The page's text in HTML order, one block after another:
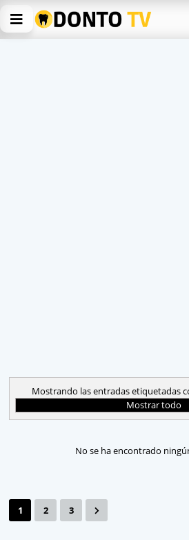
Mostrando las entradas etiquetadas
Mostrar todo
No se ha encontrado
1 2 3